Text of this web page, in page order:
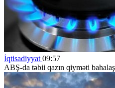
İqtisadiyyat 09:57
ABŞ-da təbii qazın qiyməti